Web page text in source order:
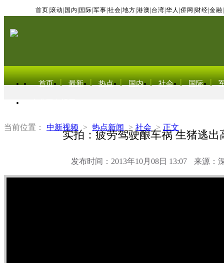
首页 滚动 国内 国际 军事 社会 地方 港澳 台湾 华人 侨网 财经 金融
首页 最新 热点 国内 社会 国际
当前位置： 中新视频 > 热点新闻 > 社会 > 正文
实拍：疲劳驾驶酿车祸 生猪逃出
发布时间：2013年10月08日 13:07 来源：